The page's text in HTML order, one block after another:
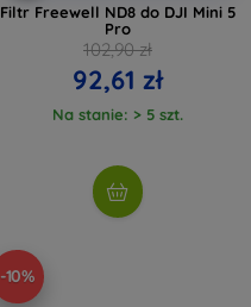
Filtr Freewell ND8 do DJI Mini 5
Pro
102,90 zł
92,61 zł
Na stanie: > 5 szt.
-10%